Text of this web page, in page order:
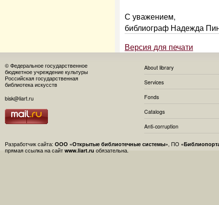
С уважением,
библиограф Надежда
Версия для печати
© Федеральное государственное
бюджетное учреждение культуры
Российская государственная
библиотека искусств
bisk@liart.ru
About library
Services
Fonds
Catalogs
Anti-corruption
Разработчик сайта: ООО «Открытые библиотечные системы», ПО
прямая ссылка на сайт www.liart.ru обязательна.